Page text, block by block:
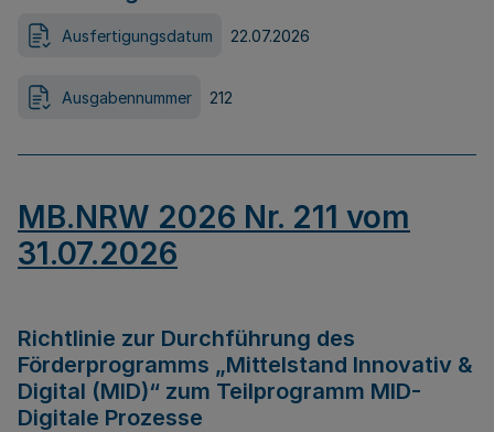
Ausfertigungsdatum 22.07.2026
Ausgabennummer 212
MB.NRW 2026 Nr. 211 vom
31.07.2026
Richtlinie zur Durchführung des
Förderprogramms „Mittelstand Innovativ &
Digital (MID)“ zum Teilprogramm MID-
Digitale Prozesse